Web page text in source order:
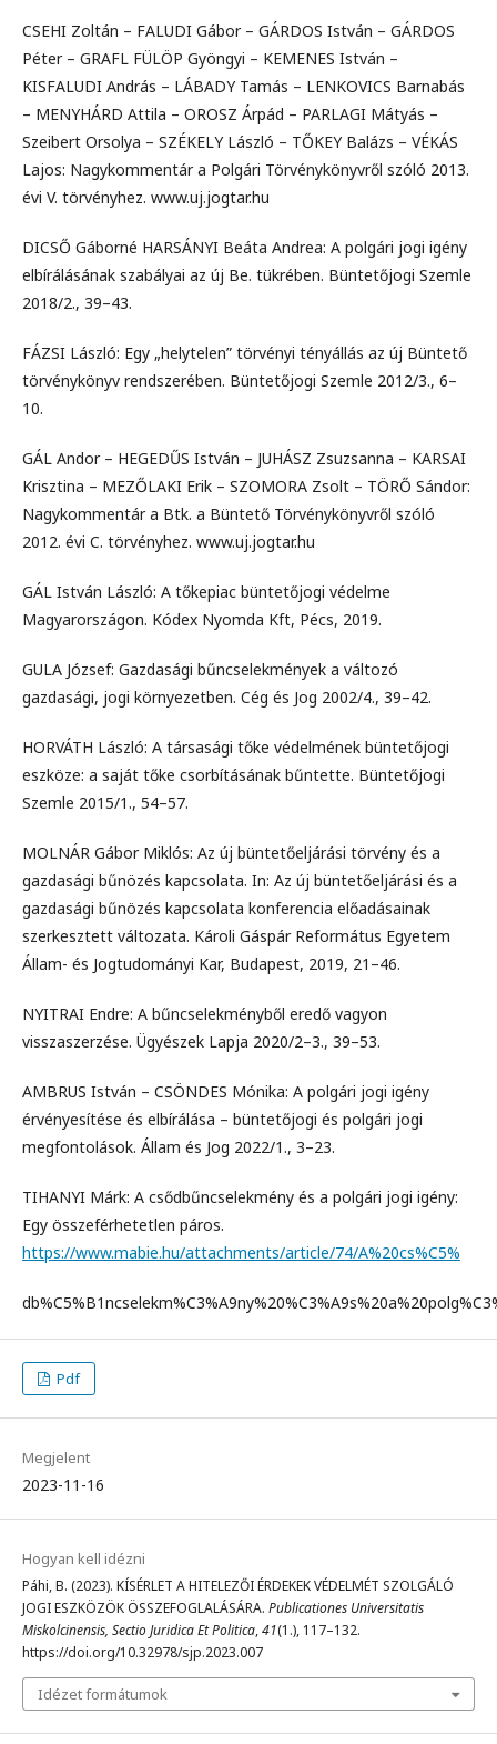
CSEHI Zoltán – FALUDI Gábor – GÁRDOS István – GÁRDOS
Péter – GRAFL FÜLÖP Gyöngyi – KEMENES István –
KISFALUDI András – LÁBADY Tamás – LENKOVICS Barnabás
– MENYHÁRD Attila – OROSZ Árpád – PARLAGI Mátyás –
Szeibert Orsolya – SZÉKELY László – TŐKEY Balázs – VÉKÁS
Lajos: Nagykommentár a Polgári Törvénykönyvről szóló 2013.
évi V. törvényhez. www.uj.jogtar.hu
DICSŐ Gáborné HARSÁNYI Beáta Andrea: A polgári jogi igény
elbírálásának szabályai az új Be. tükrében. Büntetőjogi Szemle
2018/2., 39–43.
FÁZSI László: Egy „helytelen” törvényi tényállás az új Büntető
törvénykönyv rendszerében. Büntetőjogi Szemle 2012/3., 6–
10.
GÁL Andor – HEGEDŰS István – JUHÁSZ Zsuzsanna – KARSAI
Krisztina – MEZŐLAKI Erik – SZOMORA Zsolt – TÖRŐ Sándor:
Nagykommentár a Btk. a Büntető Törvénykönyvről szóló
2012. évi C. törvényhez. www.uj.jogtar.hu
GÁL István László: A tőkepiac büntetőjogi védelme
Magyarországon. Kódex Nyomda Kft, Pécs, 2019.
GULA József: Gazdasági bűncselekmények a változó
gazdasági, jogi környezetben. Cég és Jog 2002/4., 39–42.
HORVÁTH László: A társasági tőke védelmének büntetőjogi
eszköze: a saját tőke csorbításának bűntette. Büntetőjogi
Szemle 2015/1., 54–57.
MOLNÁR Gábor Miklós: Az új büntetőeljárási törvény és a
gazdasági bűnözés kapcsolata. In: Az új büntetőeljárási és a
gazdasági bűnözés kapcsolata konferencia előadásainak
szerkesztett változata. Károli Gáspár Református Egyetem
Állam- és Jogtudományi Kar, Budapest, 2019, 21–46.
NYITRAI Endre: A bűncselekményből eredő vagyon
visszaszerzése. Ügyészek Lapja 2020/2–3., 39–53.
AMBRUS István – CSÖNDES Mónika: A polgári jogi igény
érvényesítése és elbírálása – büntetőjogi és polgári jogi
megfontolások. Állam és Jog 2022/1., 3–23.
TIHANYI Márk: A csődbűncselekmény és a polgári jogi igény:
Egy összeférhetetlen páros.
https://www.mabie.hu/attachments/article/74/A%20cs%C5%
Pdf
Megjelent
2023-11-16
Hogyan kell idézni
Páhi, B. (2023). KÍSÉRLET A HITELEZŐI ÉRDEKEK VÉDELMÉT SZOLGÁLÓ
JOGI ESZKÖZÖK ÖSSZEFOGLALÁSÁRA. Publicationes Universitatis
Miskolcinensis, Sectio Juridica Et Politica,41(1.), 117–132.
https://doi.org/10.32978/sjp.2023.007
Idézet formátumok